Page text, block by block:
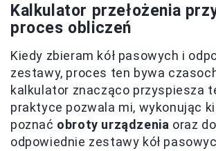
Kalkulator przełożenia
proces obliczeń
Kiedy zbieram kół pasowych i
zestawy, proces ten bywa
kalkulator znacząco przyspiesza
praktyce pozwala mi, wykonując
poznać obroty urządzenia oraz
odpowiednie zestawy kół